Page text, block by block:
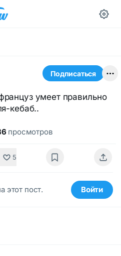
Подписаться
умеет правильно
кебаб..
просмотров
5
этот пост. Войти